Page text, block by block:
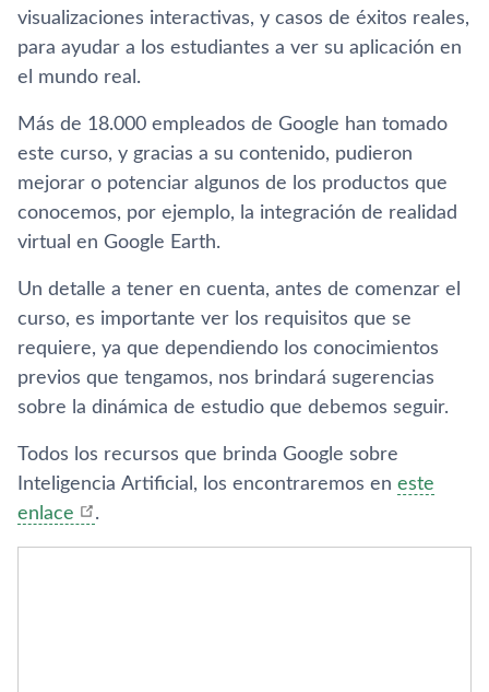
visualizaciones interactivas, y casos de éxitos reales,
para ayudar a los estudiantes a ver su aplicación en
el mundo real.
Más de 18.000 empleados de Google han tomado
este curso, y gracias a su contenido, pudieron
mejorar o potenciar algunos de los productos que
conocemos, por ejemplo, la integración de realidad
virtual en Google Earth.
Un detalle a tener en cuenta, antes de comenzar el
curso, es importante ver los requisitos que se
requiere, ya que dependiendo los conocimientos
previos que tengamos, nos brindará sugerencias
sobre la dinámica de estudio que debemos seguir.
Todos los recursos que brinda Google sobre
Inteligencia Artificial, los encontraremos en este
enlace
.